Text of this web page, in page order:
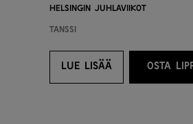
Helsingin juhlaviikot
Tanssi
LUE LISÄÄ
LUE LISÄÄ OSTA